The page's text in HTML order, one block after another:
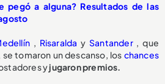
pegó a alguna? Resultados de las
, Risaralda y Santander, que
tomaron un descanso, los chances
yjugaron premios.